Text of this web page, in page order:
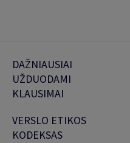
DAŽNIAUSIAI
UŽDUODAMI
KLAUSIMAI
VERSLO ETIKOS
KODEKSAS